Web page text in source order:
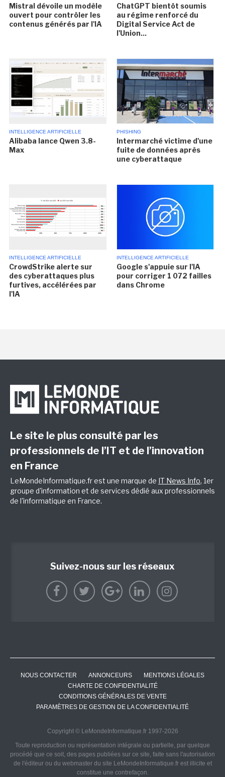
Mistral dévoile un modèle
ouvert pour contrôler les
contenus générés par l'IA
ChatGPT bientôt soumis
au régime renforcé du
Digital Service Act de
l'Union...
INTELLIGENCE ARTIFICIELLE
Alibaba lance Qwen 3.8-
Max
PHISHING
Intermarché victime d'une
fuite de données après
une cyberattaque
INTELLIGENCE ARTIFICIELLE
CrowdStrike alerte sur
des cyberattaques plus
furtives, accélérées par
l'IA
INTELLIGENCE ARTIFICIELLE
Google s'appuie sur l'IA
pour corriger 1 072 failles
dans Chrome
Le site le plus consulté par les
professionnels de l’IT et de l’innovation
en France
LeMondeInformatique.fr est une marque de IT News Info, 1er
groupe d'information et de services dédié aux professionnels
de l'informatique en France.
Suivez-nous sur les réseaux
NOUS CONTACTER ANNONCEURS
MENTIONS LÉGALES
CHARTE DE CONFIDENTIALITÉ
CONDITIONS GÉNÉRALES DE VENTE
PARAMÈTRES DE GESTION DE LA CONFIDENTIALITÉ
Copyright © LeMondeInformatique.fr 1997-2026
Toute reproduction ou représentation intégrale ou partielle, par quelque
procédé que ce soit, des pages publiées sur ce site, faite sans l'autorisation
de l'éditeur ou du webmaster du site LeMondeInformatique.fr est illicite et
constitue une contrefaçon.